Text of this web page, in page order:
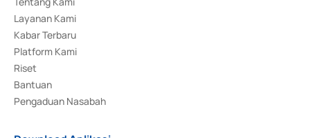
Layanan Kami
Kabar Terbaru
Platform Kami
Riset
Bantuan
Pengaduan Nasabah